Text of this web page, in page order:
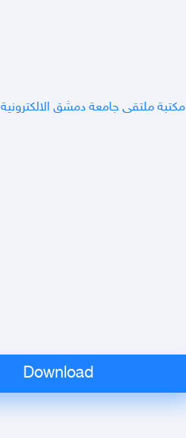
مكتبة ملتقى جامعة دمشق الالكترونية